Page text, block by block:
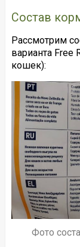
Состав
Рассмотрим
варианта Free
кошек):
Фото